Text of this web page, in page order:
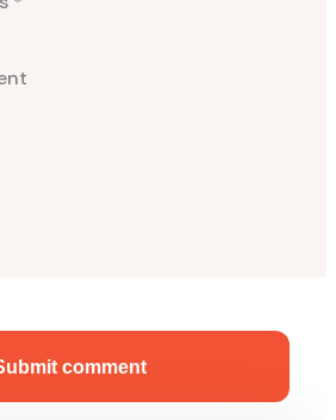
comment